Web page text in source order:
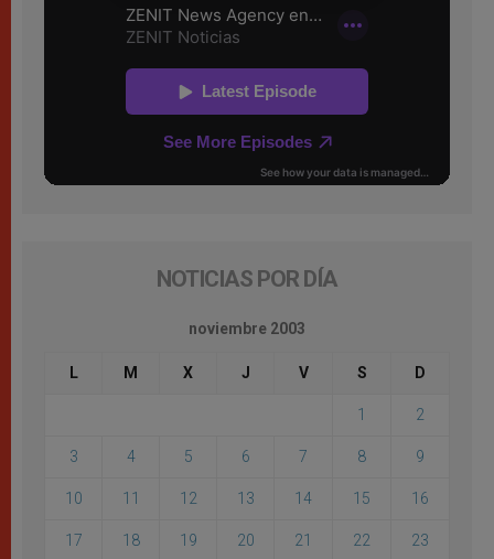
NOTICIAS POR DÍA
noviembre 2003
L M X J V S D
1 2
3 4 5 6 7 8 9
10 11 12 13 14 15 16
17 18 19 20 21 22 23